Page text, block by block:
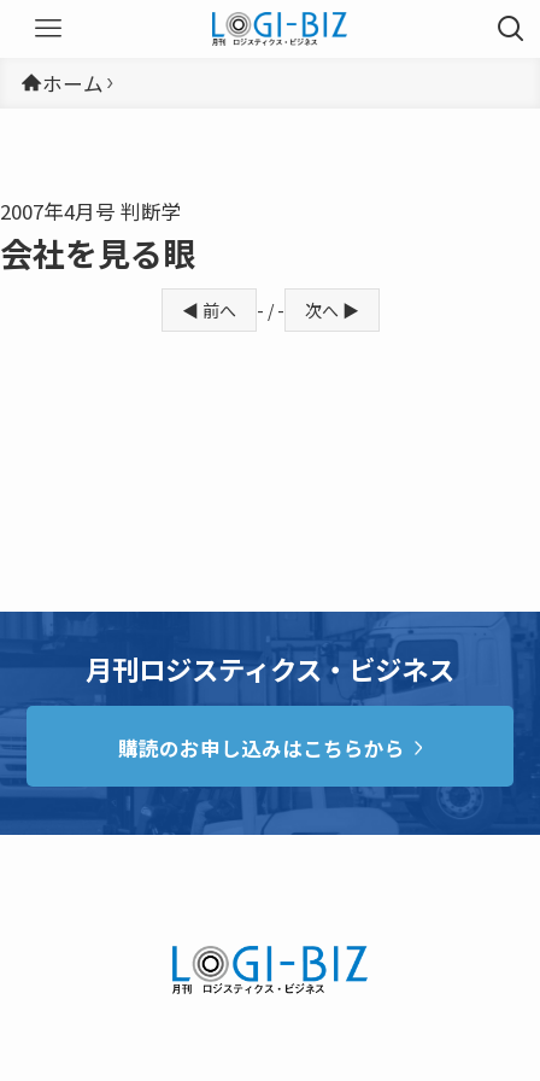
ホーム
2007年4月号 判断学
会社を見る眼
◀ 前へ - / - 次へ ▶
月刊ロジスティクス・ビジネス
購読のお申し込みはこちらから